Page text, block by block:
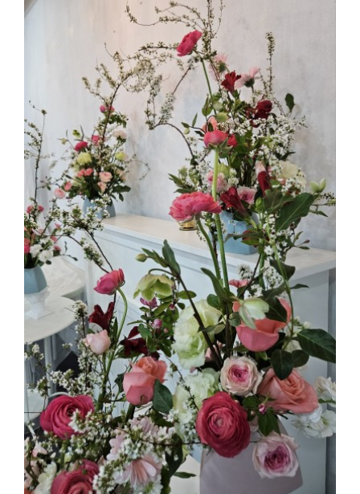
부산해운대한국문화센터 플라워디자인 센터피스
2025.04.19해운대한국문화센터